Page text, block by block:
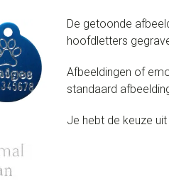
De getoonde
hoofdletters
Afbeeldingen of
standaard
Je hebt de keuze